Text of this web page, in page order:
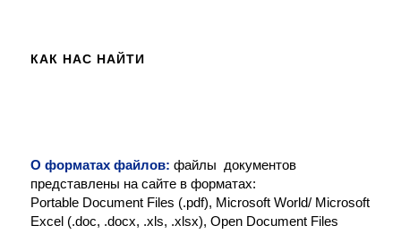
КАК НАС НАЙТИ
О форматах файлов: файлы документов
представлены на сайте в форматах:
Portable Document Files (.pdf), Microsoft World/ Microsoft
Excel (.doc, .docx, .xls, .xlsx), Open Document Files